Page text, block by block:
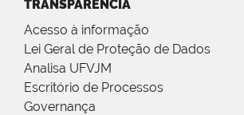
TRANSPARÊNCIA
Acesso à informação
Lei Geral de Proteção de Dados
Analisa UFVJM
Escritório de Processos
Governança